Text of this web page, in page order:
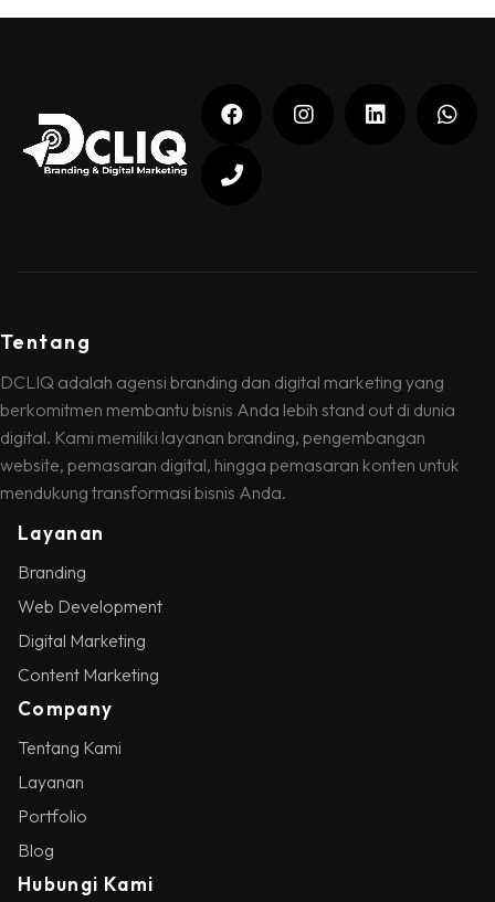
Tentang
DCLIQ adalah agensi branding dan digital marketing yang
berkomitmen membantu bisnis Anda lebih stand out di dunia
digital. Kami memiliki layanan branding, pengembangan
website, pemasaran digital, hingga pemasaran konten untuk
mendukung transformasi bisnis Anda.
Layanan
Branding
Web Development
Digital Marketing
Content Marketing
Company
Tentang Kami
Layanan
Portfolio
Blog
Hubungi Kami